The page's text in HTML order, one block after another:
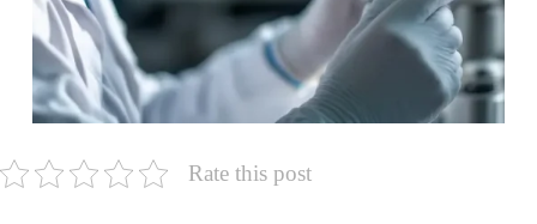
Rate this post